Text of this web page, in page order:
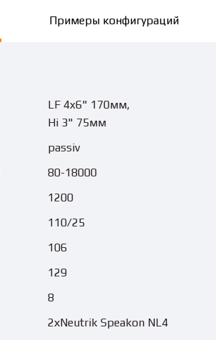
Примеры конфигураций
LF 4x6" 170мм,
Hi 3" 75мм
passiv
80-18000
1200
110/25
106
129
8
2хNeutrik Speakon NL4